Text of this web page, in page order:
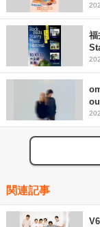
早
福
関連記事